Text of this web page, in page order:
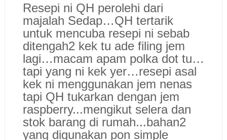
Resepi ni QH perolehi dari
majalah Sedap…QH tertarik
untuk mencuba resepi ni sebab
ditengah2 kek tu ade filing jem
lagi…macam apam polka dot tu…
tapi yang ni kek yer…resepi asal
kek ni menggunakan jem nenas
tapi QH tukarkan dengan jem
raspberry...mengikut selera dan
stok barang di rumah...bahan2
yang digunakan pon simple